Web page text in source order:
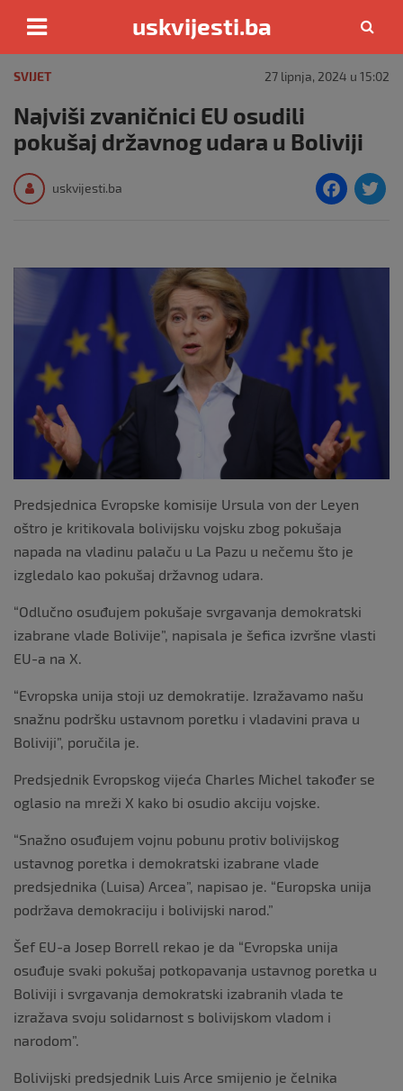
content
uskvijesti.ba
SVIJET 27 lipnja, 2024 u 15:02
Najviši zvaničnici EU osudili
pokušaj državnog udara u Boliviji
uskvijesti.ba
F
e
k
Predsjednica Evropske komisije Ursula von der Leyen
oštro je kritikovala bolivijsku vojsku zbog pokušaja
napada na vladinu palaču u La Pazu u nečemu što je
izgledalo kao pokušaj državnog udara.
“Odlučno osuđujem pokušaje svrgavanja demokratski
izabrane vlade Bolivije”, napisala je šefica izvršne vlasti
EU-a na X.
“Evropska unija stoji uz demokratije. Izražavamo našu
snažnu podršku ustavnom poretku i vladavini prava u
Boliviji”, poručila je.
Predsjednik Evropskog vijeća Charles Michel također se
oglasio na mreži X kako bi osudio akciju vojske.
“Snažno osuđujem vojnu pobunu protiv bolivijskog
ustavnog poretka i demokratski izabrane vlade
predsjednika (Luisa) Arcea”, napisao je. “Europska unija
podržava demokraciju i bolivijski narod.”
Šef EU-a Josep Borrell rekao je da “Evropska unija
osuđuje svaki pokušaj potkopavanja ustavnog poretka u
Boliviji i svrgavanja demokratski izabranih vlada te
izražava svoju solidarnost s bolivijskom vladom i
narodom”.
Bolivijski predsjednik Luis Arce smijenio je čelnika